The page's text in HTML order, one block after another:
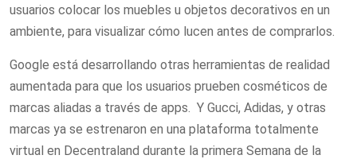
usuarios colocar los muebles u objetos decorativos en un
ambiente, para visualizar cómo lucen antes de comprarlos.
Google está desarrollando otras herramientas de realidad
aumentada para que los usuarios prueben cosméticos de
marcas aliadas a través de apps. Y Gucci, Adidas, y otras
marcas ya se estrenaron en una plataforma totalmente
virtual en Decentraland durante la primera Semana de la